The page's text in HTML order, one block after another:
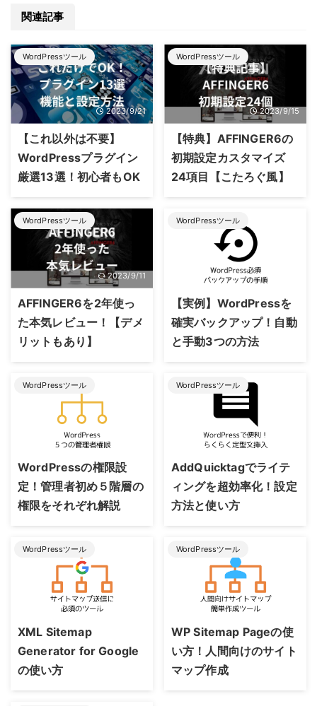
関連記事
WordPressツール
2023/9/21
【これ以外は不要】
WordPressプラグイン
厳選13選！初心者もOK
WordPressツール
2023/9/15
【特典】AFFINGER6の
初期設定カスタマイズ
24項目【こたろぐ風】
WordPressツール
2023/9/11
AFFINGER6を2年使っ
た本気レビュー！【デメ
リットもあり】
WordPressツール
2022/1/7
【実例】WordPressを
確実バックアップ！自動
と手動3つの方法
WordPressツール
2021/12/31
WordPressの権限設
定！管理者初め５階層の
権限をそれぞれ解説
WordPressツール
2021/12/31
AddQuicktagでライテ
ィングを超効率化！設定
方法と使い方
WordPressツール
2023/9/20
XML Sitemap
Generator for Google
の使い方
WordPressツール
2023/9/20
WP Sitemap Pageの使
い方！人間向けのサイト
マップ作成